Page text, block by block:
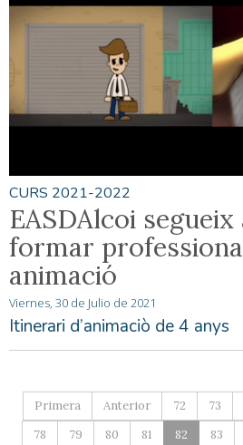
CURS 2021-2022
EASDAlcoi
formar
animació
Viernes, 30 de Julio de 2021
Itinerari d’animaciò de 4 anys
Primera Anterior 72 73
78
79 80 81 82 83